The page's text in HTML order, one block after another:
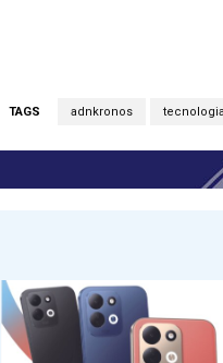
TAGS adnkronos tecnologia